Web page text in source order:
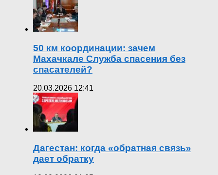
50 км координации: зачем
Махачкале Служба спасения без
спасателей?
20.03.2026 12:41
Дагестан: когда «обратная связь»
дает обратку